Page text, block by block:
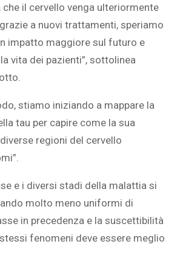
che il cervello venga ulteriormente
a nuovi trattamenti, speriamo
impatto maggiore sul futuro e
vita dei pazienti”, sottolinea
stiamo iniziando a mappare la
tau per capire come la sua
regioni del cervello
e i diversi stadi della malattia si
molto meno uniformi di
in precedenza e la suscettibilità
fenomeni deve essere meglio